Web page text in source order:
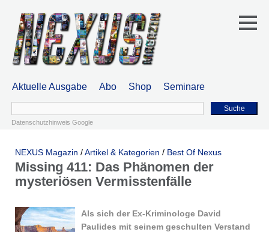
Aktuelle Ausgabe Abo Shop Seminare
Suche
Datenschutzhinweis Google
NEXUS Magazin /Artikel & Kategorien / Best Of Nexus
Missing 411: Das Phänomen der
mysteriösen Vermisstenfälle
Als sich der Ex-Kriminologe David
Paulides mit seinem geschulten Verstand